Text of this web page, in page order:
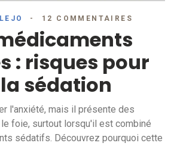
12 COMMENTAIRES
: risques pour
sédation
l'anxiété, mais il présente des
foie, surtout lorsqu'il est combiné
sédatifs. Découvrez pourquoi cette